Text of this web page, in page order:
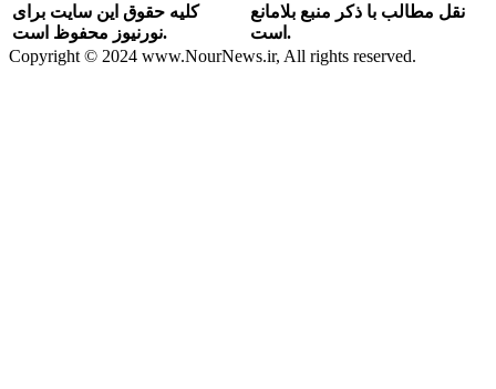
کلیه حقوق این سایت برای
نورنیوز محفوظ است.
نقل مطالب با ذکر منبع بلامانع
است.
Copyright © 2024 www.NourNews.ir, All rights reserved.